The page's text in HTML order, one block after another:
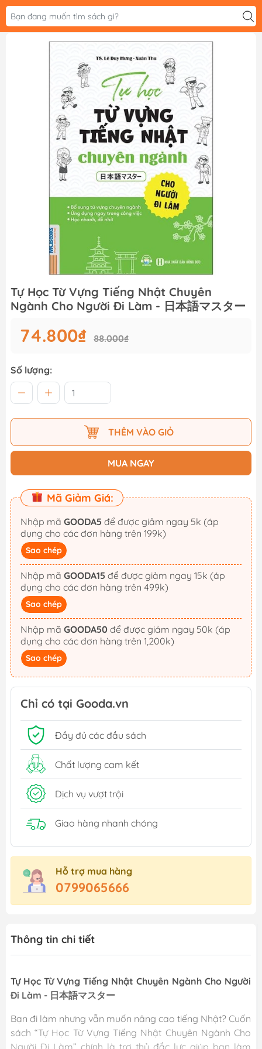
Tự Học Từ Vựng Tiếng Nhật Chuyên
Ngành Cho Người Đi Làm - 日本語マスター
74.800₫ 88.000₫
Số lượng:
THÊM VÀO GIỎ
MUA NGAY
Mã Giảm Giá:
Nhập mã GOODA5
dụng cho các đơn hàng trên 199k)
Sao chép
Nhập mã GOODA15
dụng cho các đơn hàng trên 499k)
Sao chép
Nhập mã GOODA50
dụng cho các đơn hàng trên 1,200k)
Sao chép
Chỉ có tại Gooda.vn
Đầy đủ các đầu sách
Chất lượng cam kết
Dịch vụ vượt trội
Giao hàng nhanh chóng
Hỗ trợ mua hàng
0799065666
Thông tin chi tiết
Tự Học Từ Vựng Tiếng Nhật Chuyên Ngành Cho Người
Đi Làm - 日本語マスター
Bạn đi làm nhưng vẫn muốn nâng cao tiếng Nhật? Cuốn
sách “Tự Học Từ Vựng Tiếng Nhật Chuyên Ngành Cho